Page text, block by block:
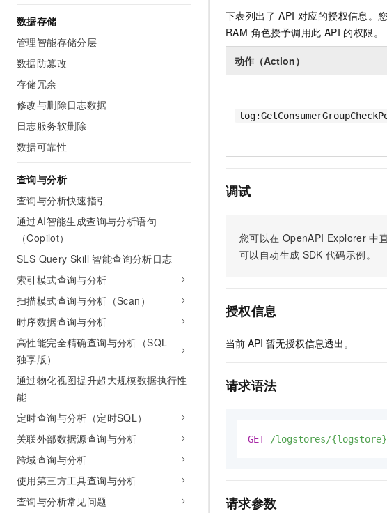
数据存储
管理智能存储分层
数据防篡改
存储冗余
修改与删除日志数据
日志服务软删除
数据可靠性
查询与分析
查询与分析快速指引
通过AI智能生成查询与分析语句
（Copilot）
SLS Query Skill 智能查询分析日志
索引模式查询与分析
扫描模式查询与分析（Scan）
时序数据查询与分析
高性能完全精确查询与分析（SQL
独享版）
通过物化视图提升超大规模数据执行性
能
定时查询与分析（定时SQL）
关联外部数据源查询与分析
跨域查询与分析
使用第三方工具查询与分析
查询与分析常见问题
下表列出了 API 对应的授权信息。
RAM 角色授予调用此 API 的权限。
动作（Action）
调试
您可以在 OpenAPI Explorer 中
可以自动生成 SDK 代码示例。
授权信息
当前 API 暂无授权信息透出。
请求语法
GET /logstores/{logstore}/
请求参数
千问AI平台-模型体验
在线体验全尺寸、多种模态的模型效果
Happy 系列大模型
媒体服务
企业服务与云通信
域名与网站
终端用户计算
Serverless
专有云
政企业务
开发者生态解决方案
AI 开发和 AI 应用解决方案